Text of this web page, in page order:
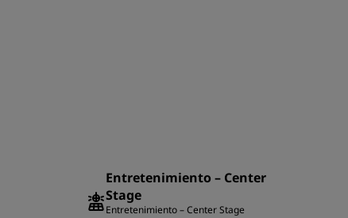
Entretenimiento – Center
Stage
Entretenimiento – Center Stage